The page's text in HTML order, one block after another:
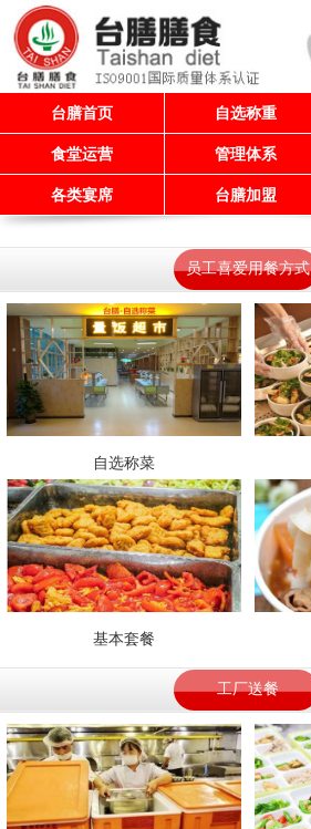
台膳首页 自选称重
食堂运营 管理体系
各类宴席 台膳加盟
员工喜爱用餐方式
自选称菜
基本套餐
工厂送餐